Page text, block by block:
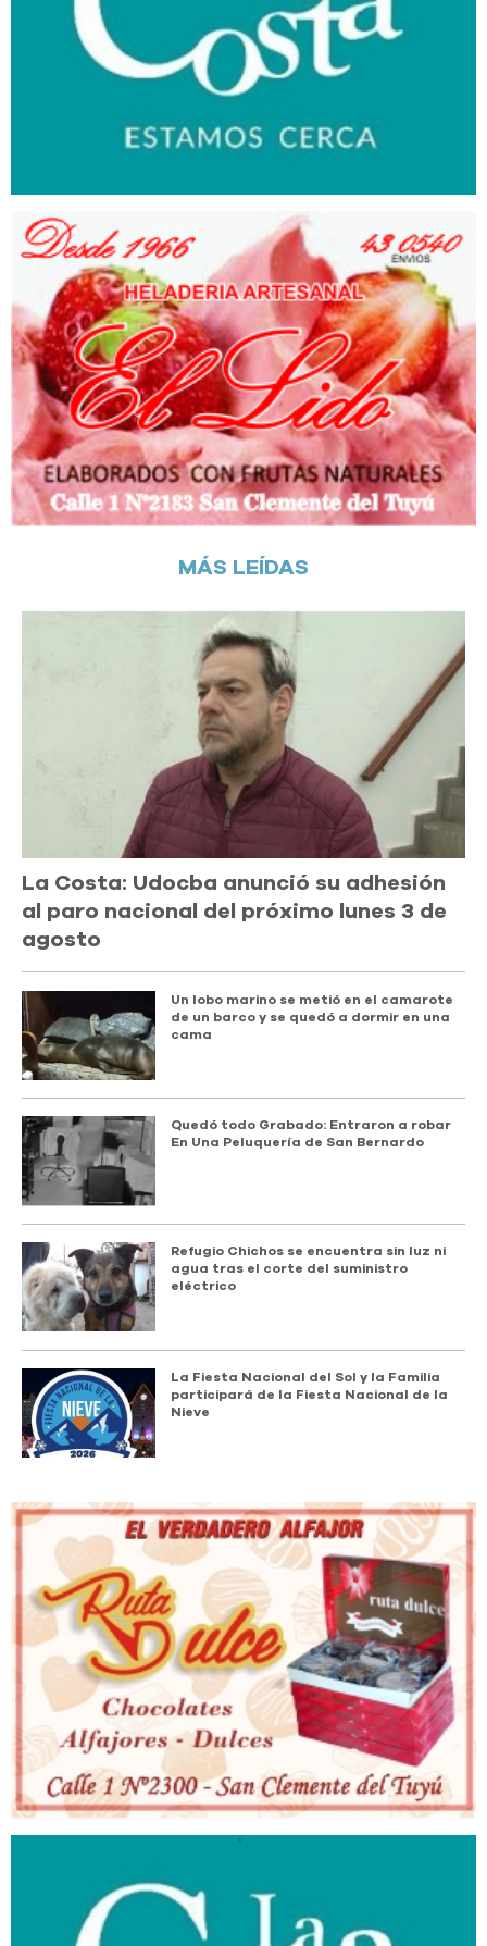
MÁS LEÍDAS
La Costa: Udocba anunció su adhesión
al paro nacional del próximo lunes 3 de
agosto
Un lobo marino se metió en el camarote
de un barco y se quedó a dormir en una
cama
Quedó todo Grabado: Entraron a robar
En Una Peluquería de San Bernardo
Refugio Chichos se encuentra sin luz ni
agua tras el corte del suministro
eléctrico
La Fiesta Nacional del Sol y la Familia
participará de la Fiesta Nacional de la
Nieve